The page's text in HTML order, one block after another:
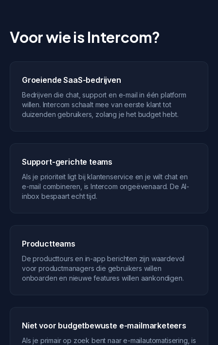
Voor wie is Intercom?
Groeiende SaaS-bedrijven
Bedrijven die chat, support en e-mail in één platform
willen. Intercom schaalt mee van eerste klant tot
duizenden gebruikers, zolang je het budget hebt.
Support-gerichte teams
Als je prioriteit ligt bij klantenservice en je wilt chat en
e-mail combineren, is Intercom ongeëvenaard. De AI-
inbox bespaart echt tijd.
Productteams
De producttours en in-app berichten zijn waardevol
voor productmanagers die gebruikers willen
onboarden en nieuwe features willen aankondigen.
Niet voor budgetbewuste e-mailmarketeers
Als je primair op zoek bent naar e-mailautomatisering, is